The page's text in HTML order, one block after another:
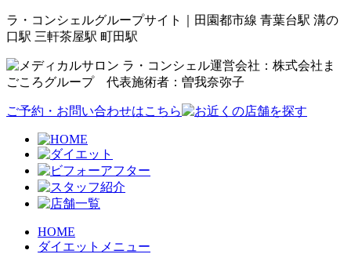
ラ・コンシェルグループサイト｜田園都市線 青葉台駅 溝の
口駅 三軒茶屋駅 町田駅
運営会社：株式会社ま
ごころグループ 代表施術者：曽我奈弥子
ご予約・お問い合わせはこちら
HOME
ダイエットメニュー